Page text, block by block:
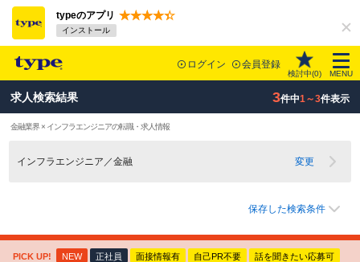
typeのアプリ
インストール
ログイン 会員登録
検討中(0) MENU
求人検索結果 3件中1～3件表示
金融業界 × インフラエンジニアの転職・求人情報
インフラエンジニア／金融 変更
保存した検索条件
PICK UP! NEW 正社員 面接情報有 自己PR不要 話を聞きたい応募可